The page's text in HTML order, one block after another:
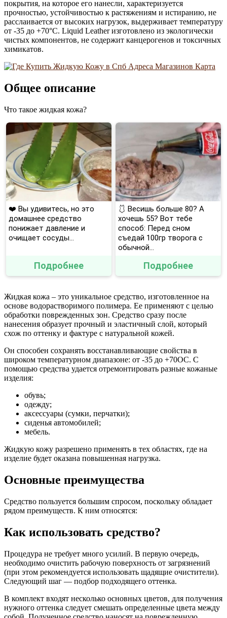
покрытия, на которое его нанесли, характеризуется
прочностью, устойчивостью к растяжениям и истиранию, не
расслаивается от высоких нагрузок, выдерживает температуру
от -35 до +70°C. Liquid Leather изготовлено из экологически
чистых компонентов, не содержит канцерогенов и токсичных
химикатов.
Общее описание
Что такое жидкая кожа?
❤️ Вы удивитесь, но это
домашнее средство
понижает давление и
очищает сосуды...
Подробнее
🩱 Весишь больше 80? А
хочешь 55? Вот тебе
способ: Перед сном
съедай 100гр творога с
обычной...
Подробнее
Жидкая кожа – это уникальное средство, изготовленное на
основе водорастворимого полимера. Ее применяют с целью
обработки поврежденных зон. Средство сразу после
нанесения образует прочный и эластичный слой, который
схож по оттенку и фактуре с натуральной кожей.
Он способен сохранять восстанавливающие свойства в
широком температурном диапазоне: от -35 до +70ОС. С
помощью средства удается отремонтировать разные кожаные
изделия:
обувь;
одежду;
аксессуары (сумки, перчатки);
сиденья автомобилей;
мебель.
Жидкую кожу разрешено применять в тех областях, где на
изделие будет оказана повышенная нагрузка.
Основные преимущества
Средство пользуется большим спросом, поскольку обладает
рядом преимуществ. К ним относятся:
Как использовать средство?
Процедура не требует много усилий. В первую очередь,
необходимо очистить рабочую поверхность от загрязнений
(при этом рекомендуется использовать щадящие очистители).
Следующий шаг — подбор подходящего оттенка.
В комплект входят несколько основных цветов, для получения
нужного оттенка следует смешать определенные цвета между